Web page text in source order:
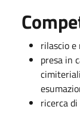
rilascio
presa in
ricerca